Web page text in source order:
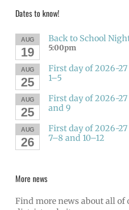
Dates to know!
AUG
19
Back to School
5:00pm
AUG
25
First day of 2026-27
1–5
AUG
25
First day of 2026-27
and 9
AUG
26
First day of 2026-27
7–8 and 10–12
More news
Find more news about all of